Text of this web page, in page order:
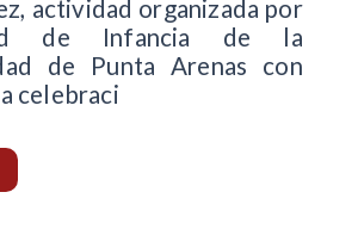
actividad organizada por
de Infancia de la
de Punta Arenas con
celebraci